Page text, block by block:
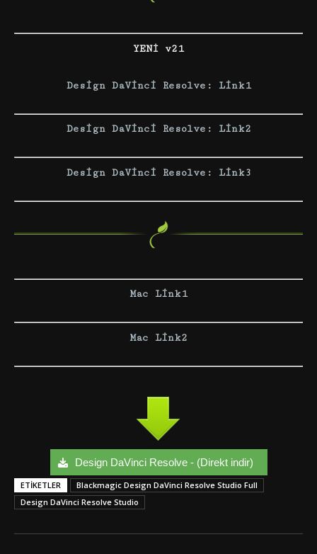
YENİ v21
Design DaVinci Resolve: Link1
Design DaVinci Resolve: Link2
Design DaVinci Resolve: Link3
Mac Link1
Mac Link2
Design DaVinci Resolve - (Direkt indir)
ETIKETLER
Blackmagic Design DaVinci Resolve Studio Full
Design DaVinci Resolve Studio